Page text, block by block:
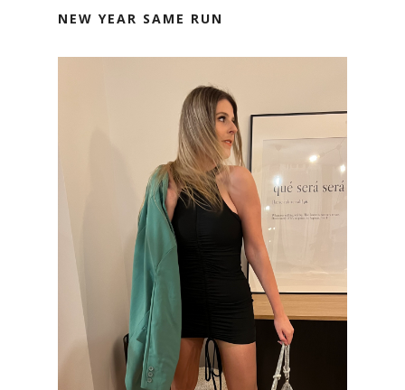
NEW YEAR SAME RUN